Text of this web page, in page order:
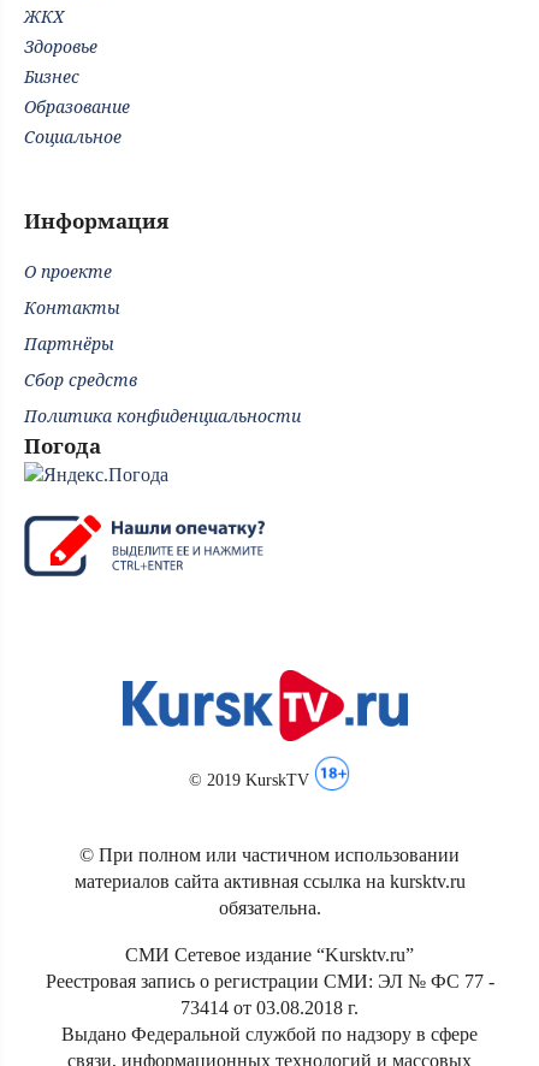
ЖКХ
Здоровье
Бизнес
Образование
Социальное
Информация
О проекте
Контакты
Партнёры
Сбор средств
Политика конфиденциальности
Погода
© 2019 KurskTV
© При полном или частичном использовании
материалов сайта активная ссылка на kursktv.ru
обязательна.
СМИ Сетевое издание “Kursktv.ru”
Реестровая запись о регистрации СМИ: ЭЛ № ФС 77 -
73414 от 03.08.2018 г.
Выдано Федеральной службой по надзору в сфере
связи, информационных технологий и массовых